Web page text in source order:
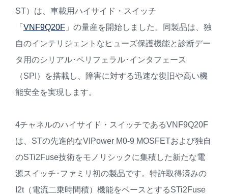
ST）は、車載用ハイサイド・スイッチ
「 VNF9Q20F 」の量産を開始しました。同製品は、独
自のインテリジェントなヒューズ保護機能と診断デー
タ用のシリアル･ペリフェラル･インタフェース
（SPI）を搭載し、障害に対する迅速な復旧や高い機
能安全を実現します。
4チャネルのハイサイド・スイッチであるVNF9Q20F
は、STの先進的なVIPower M0-9 MOSFETおよび独自
のSTi2Fuse技術をモノリシックに集積した新たな電
源スイッチ･ファミリ初の製品です。特許取得済みの
I2t（電流二乗時間積）機能をベースとするSTi2Fuse